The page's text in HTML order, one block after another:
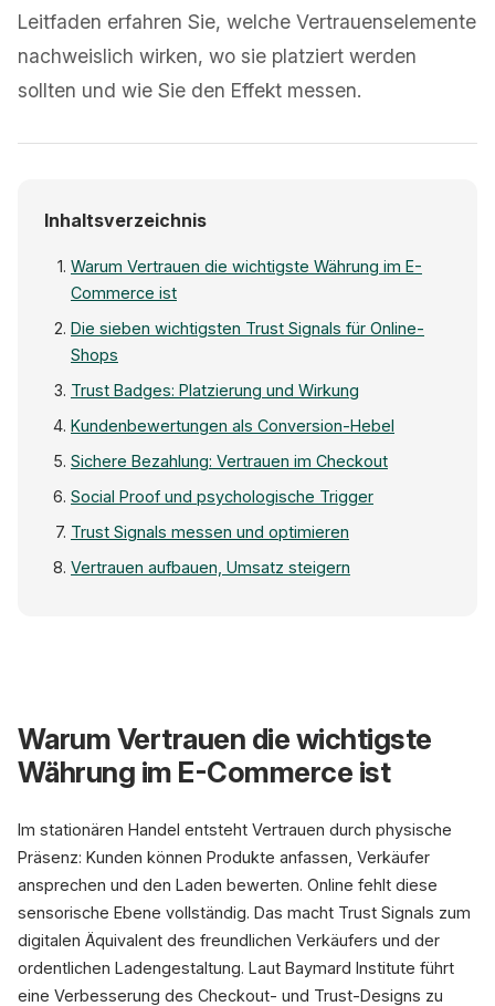
Leitfaden erfahren Sie, welche Vertrauenselemente
nachweislich wirken, wo sie platziert werden
sollten und wie Sie den Effekt messen.
Inhaltsverzeichnis
Warum Vertrauen die wichtigste Währung im E-
Commerce ist
Die sieben wichtigsten Trust Signals für Online-
Shops
Trust Badges: Platzierung und Wirkung
Kundenbewertungen als Conversion-Hebel
Sichere Bezahlung: Vertrauen im Checkout
Social Proof und psychologische Trigger
Trust Signals messen und optimieren
Vertrauen aufbauen, Umsatz steigern
Premium
249,99 €
★★★★★
Warum Vertrauen die wichtigste
Währung im E-Commerce ist
Im stationären Handel entsteht Vertrauen durch physische
Präsenz: Kunden können Produkte anfassen, Verkäufer
ansprechen und den Laden bewerten. Online fehlt diese
sensorische Ebene vollständig. Das macht Trust Signals zum
digitalen Äquivalent des freundlichen Verkäufers und der
ordentlichen Ladengestaltung. Laut Baymard Institute führt
eine Verbesserung des Checkout- und Trust-Designs zu